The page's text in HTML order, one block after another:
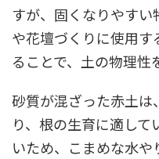
すが、固くなりやす
や花壇づくりに使用
ることで、土の物理性
砂質が混ざった赤土
り、根の生育に適し
いため、こまめな水や